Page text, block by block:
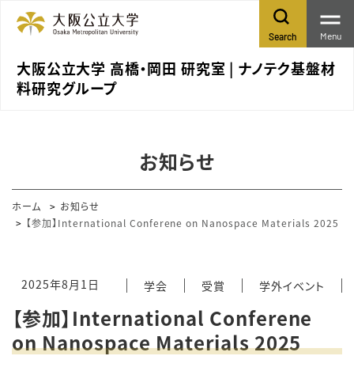
大阪公立大学 高橋・岡田 研究室 | ナノテク基盤材
料研究グループ
Search Menu
お知らせ
ホーム
お知らせ
【参加】International Conferene on Nanospace Materials 2025
2025年8月1日 学会 受賞 学外イベント
【参加】International Conferene
on Nanospace Materials 2025